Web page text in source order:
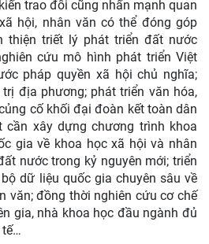
trao đổi cũng nhấn mạnh quan
hội, nhân văn có thể đóng góp
thiện triết lý phát triển đất nước
cứu mô hình phát triển Việt
pháp quyền xã hội chủ nghĩa;
địa phương; phát triển văn hóa,
cố khối đại đoàn kết toàn dân
cần xây dựng chương trình khoa
gia về khoa học xã hội và nhân
nước trong kỷ nguyên mới; triển
dữ liệu quốc gia chuyên sâu về
văn; đồng thời nghiên cứu cơ chế
gia, nhà khoa học đầu ngành đủ
tế…